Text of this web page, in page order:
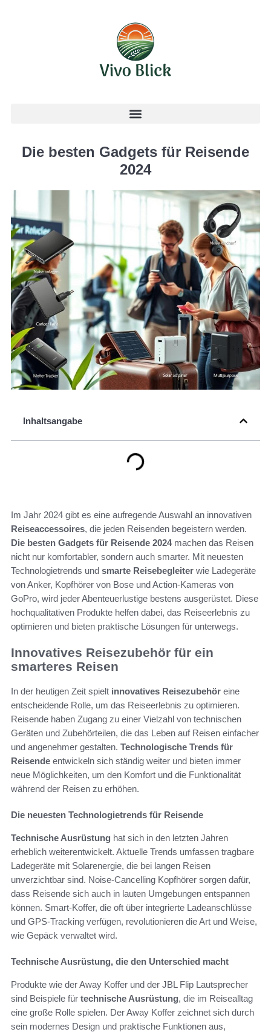
Die besten Gadgets für Reisende
2024
Inhaltsangabe
Im Jahr 2024 gibt es eine aufregende Auswahl an innovativen
Reiseaccessoires, die jeden Reisenden begeistern werden.
Die besten Gadgets für Reisende 2024machen das Reisen
nicht nur komfortabler, sondern auch smarter. Mit neuesten
Technologietrends und smarte Reisebegleiter wie Ladegeräte
von Anker, Kopfhörer von Bose und Action-Kameras von
GoPro, wird jeder Abenteuerlustige bestens ausgerüstet. Diese
hochqualitativen Produkte helfen dabei, das Reiseerlebnis zu
optimieren und bieten praktische Lösungen für unterwegs.
Innovatives Reisezubehör für ein
smarteres Reisen
In der heutigen Zeit spielt innovatives Reisezubehör eine
entscheidende Rolle, um das Reiseerlebnis zu optimieren.
Reisende haben Zugang zu einer Vielzahl von technischen
Geräten und Zubehörteilen, die das Leben auf Reisen einfacher
und angenehmer gestalten. Technologische Trends für
Reisende entwickeln sich ständig weiter und bieten immer
neue Möglichkeiten, um den Komfort und die Funktionalität
während der Reisen zu erhöhen.
Die neuesten Technologietrends für Reisende
Technische Ausrüstung hat sich in den letzten Jahren
erheblich weiterentwickelt. Aktuelle Trends umfassen tragbare
Ladegeräte mit Solarenergie, die bei langen Reisen
unverzichtbar sind. Noise-Cancelling Kopfhörer sorgen dafür,
dass Reisende sich auch in lauten Umgebungen entspannen
können. Smart-Koffer, die oft über integrierte Ladeanschlüsse
und GPS-Tracking verfügen, revolutionieren die Art und Weise,
wie Gepäck verwaltet wird.
Technische Ausrüstung, die den Unterschied macht
Produkte wie der Away Koffer und der JBL Flip Lautsprecher
sind Beispiele für technische Ausrüstung, die im Reisealltag
eine große Rolle spielen. Der Away Koffer zeichnet sich durch
sein modernes Design und praktische Funktionen aus,